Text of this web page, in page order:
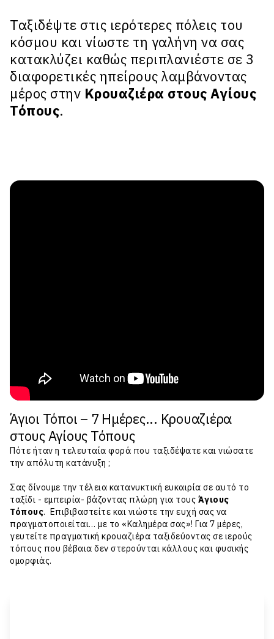
Ταξιδέψτε στις ιερότερες πόλεις του
κόσμου και νίωστε τη γαλήνη να σας
κατακλύζει καθώς περιπλανιέστε σε 3
διαφορετικές ηπείρους λαμβάνοντας
μέρος στην Κρουαζιέρα στους Αγίους
Τόπους.
Άγιοι Τόποι – 7 Ημέρες... Κρουαζιέρα
στους Αγίους Τόπους
Πότε ήταν η τελευταία φορά που ταξιδέψατε και νιώσατε
την απόλυτη κατάνυξη ;
Σας δίνουμε την τέλεια κατανυκτική ευκαιρία σε αυτό το
ταξίδι - εμπειρία- βάζοντας πλώρη για τους Άγιους
Τόπους. Επιβιβαστείτε και νιώστε την ευχή σας να
πραγματοποιείται… με το «Καλημέρα σας»! Για 7 μέρες,
γευτείτε πραγματική κρουαζιέρα ταξιδεύοντας σε ιερούς
τόπους που βέβαια δεν στερούνται κάλλους και φυσικής
ομορφιάς.